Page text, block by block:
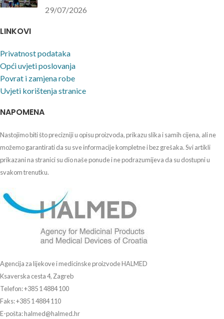
29/07/2026
LINKOVI
Privatnost podataka
Opći uvjeti poslovanja
Povrat i zamjena robe
Uvjeti korištenja stranice
NAPOMENA
Nastojimo biti što precizniji u opisu proizvoda, prikazu slika i samih cijena, ali ne
možemo garantirati da su sve informacije kompletne i bez grešaka. Svi artikli
prikazani na stranici su dio naše ponude i ne podrazumijeva da su dostupni u
svakom trenutku.
Agencija za lijekove i medicinske proizvode HALMED
Ksaverska cesta 4, Zagreb
Telefon: +385 1 4884 100
Faks: +385 1 4884 110
E-pošta: halmed@halmed.hr